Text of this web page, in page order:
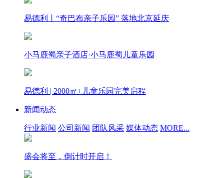
易德利丨“奇巴布亲子乐园” 落地北京延庆
小马鹿蜀亲子酒店·小马鹿蜀儿童乐园
易德利 | 2000㎡+儿童乐园完美启程
新闻动态
行业新闻 公司新闻 团队风采 媒体动态 MORE...
盛会将至，倒计时开启！